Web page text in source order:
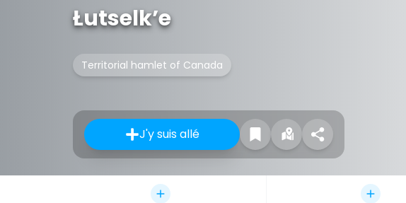
Łutselk’e
Territorial hamlet of Canada
J'y suis allé